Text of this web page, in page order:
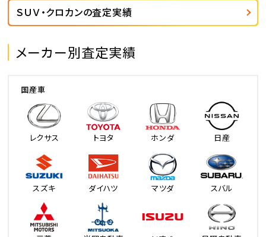
ＳＵＶ・クロカンの査定実績
メーカー別査定実績
国産車
レクサス トヨタ ホンダ 日産
スズキ ダイハツ マツダ スバル